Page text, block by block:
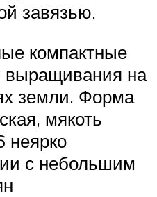
завязью.
компактные
выращивания на
земли. Форма
мякоть
неярко
с небольшим